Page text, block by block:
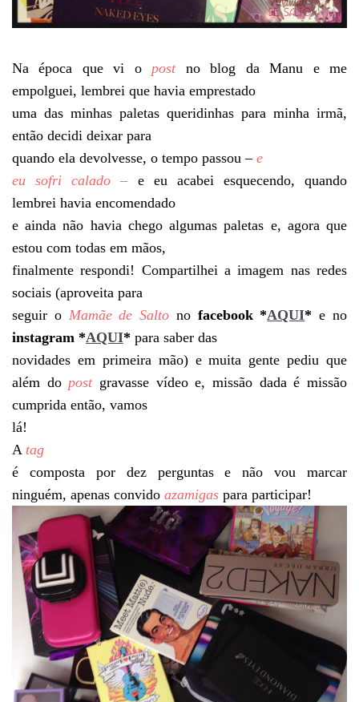
Na época que vi o postno blog da Manu e me
empolguei, lembrei que havia emprestado
uma das minhas paletas queridinhas para minha irmã,
então decidi deixar para
quando ela devolvesse, o tempo passou – e
eu sofri calado – e eu acabei esquecendo, quando
lembrei havia encomendado
e ainda não havia chego algumas paletas e, agora que
estou com todas em mãos,
finalmente respondi! Compartilhei a imagem nas redes
sociais (aproveita para
seguir o Mamãe de Salto no facebook *AQUI* e no
instagram *AQUI* para saber das
novidades em primeira mão) e muita gente pediu que
além do postgravasse vídeo e, missão dada é missão
cumprida então, vamos
lá!
A tag
é composta por dez perguntas e não vou marcar
ninguém, apenas convido azamigas para participar!